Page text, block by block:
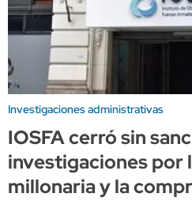
Investigaciones administrativas
IOSFA cerró sin
investigaciones por
millonaria y la